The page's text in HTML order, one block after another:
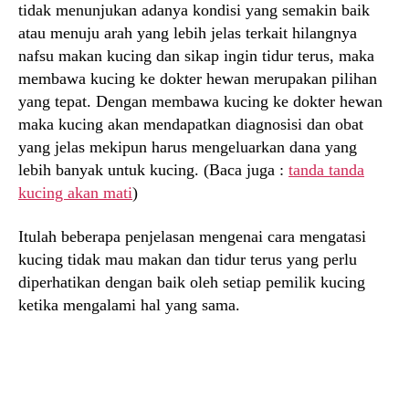
tidak menunjukan adanya kondisi yang semakin baik
atau menuju arah yang lebih jelas terkait hilangnya
nafsu makan kucing dan sikap ingin tidur terus, maka
membawa kucing ke dokter hewan merupakan pilihan
yang tepat. Dengan membawa kucing ke dokter hewan
maka kucing akan mendapatkan diagnosisi dan obat
yang jelas mekipun harus mengeluarkan dana yang
lebih banyak untuk kucing. (Baca juga : tanda tanda
kucing akan mati)
Itulah beberapa penjelasan mengenai cara mengatasi
kucing tidak mau makan dan tidur terus yang perlu
diperhatikan dengan baik oleh setiap pemilik kucing
ketika mengalami hal yang sama.